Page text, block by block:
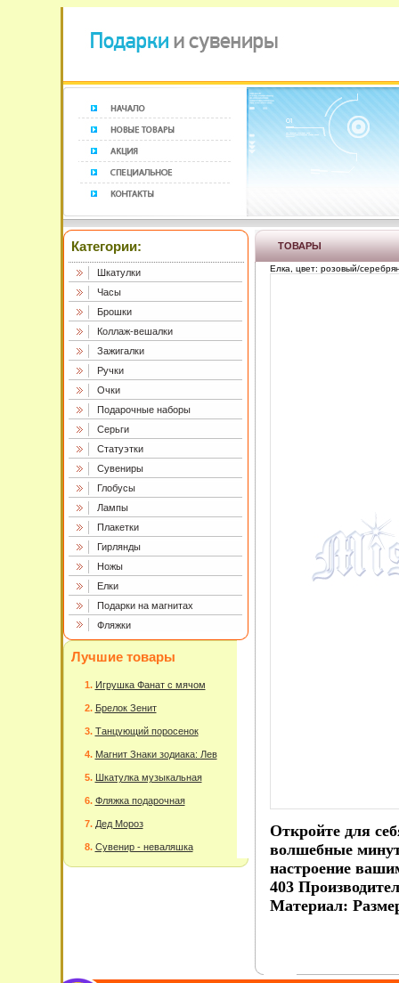
Категории:
Шкатулки
Часы
Брошки
Коллаж-вешалки
Зажигалки
Ручки
Очки
Подарочные наборы
Серьги
Статуэтки
Сувениры
Глобусы
Лампы
Плакетки
Гирлянды
Ножы
Елки
Подарки на магнитах
Фляжки
Лучшие товары
Игрушка Фанат с мячом
Брелок Зенит
Танцующий поросенок
Магнит Знаки зодиака: Лев
Шкатулка музыкальная
Фляжка подарочная
Дед Мороз
Сувенир - неваляшка
ТОВАРЫ
Елка, цвет: розовый/
Откройте для
волшебные
настроение
403
Материал: